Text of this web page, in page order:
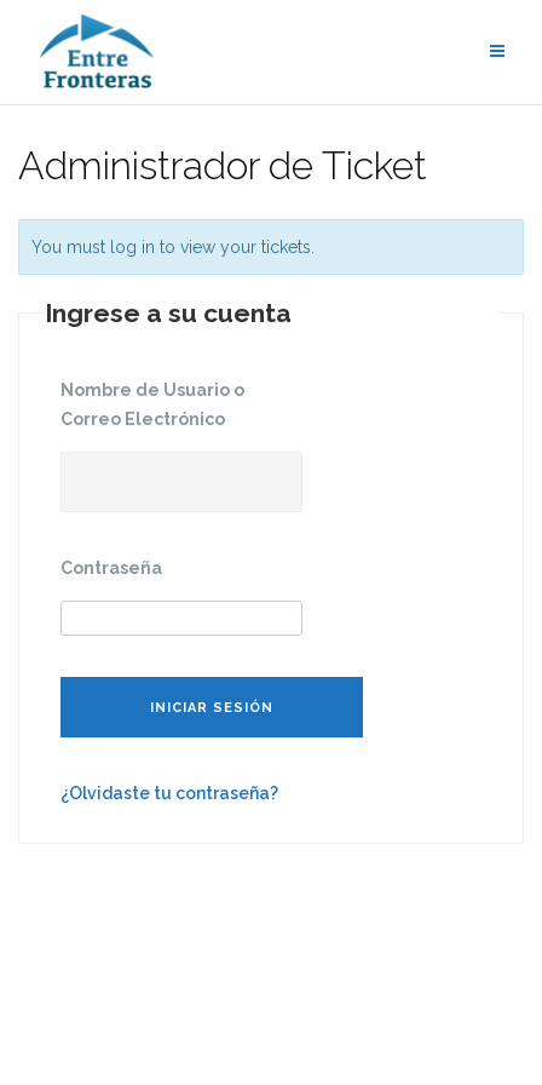
contenido
Administrador de Ticket
You must log in to view your tickets.
Ingrese a su cuenta
Nombre de Usuario o
Correo Electrónico
Contraseña
¿Olvidaste tu contraseña?